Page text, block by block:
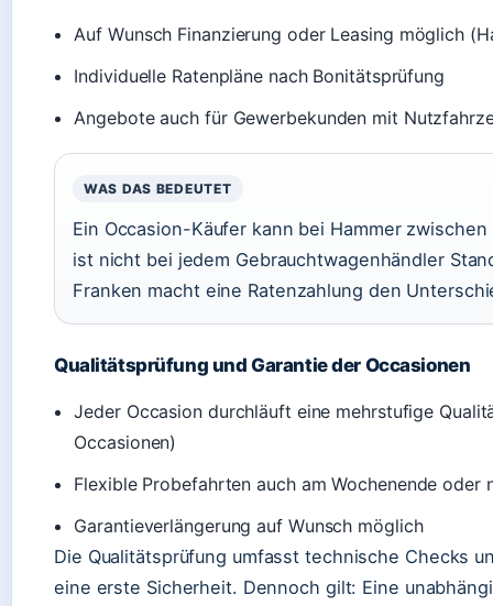
Auf Wunsch Finanzierung oder Leasing möglich
Individuelle Ratenpläne nach Bonitätsprüfung
Angebote auch für Gewerbekunden mit
WAS DAS BEDEUTET
Ein Occasion-Käufer kann bei Hammer
ist nicht bei jedem Gebrauchtwagenhändler
Franken macht eine Ratenzahlung den
Qualitätsprüfung und Garantie der Occasionen
Jeder Occasion durchläuft eine mehrstufige
Occasionen)
Flexible Probefahrten auch am Wochenende oder
Garantieverlängerung auf Wunsch möglich
Die Qualitätsprüfung umfasst technische Checks
eine erste Sicherheit. Dennoch gilt: Eine